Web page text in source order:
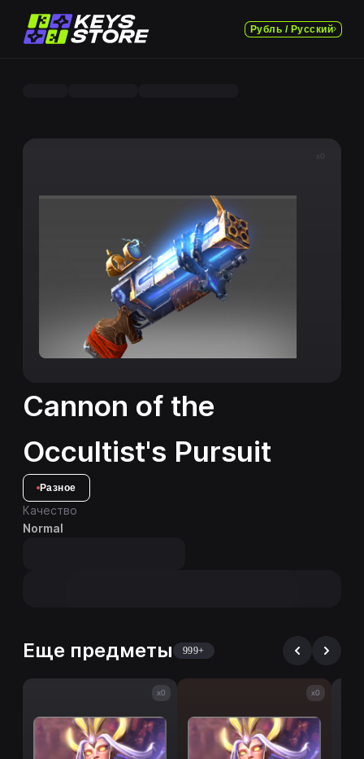
Рубль / Русский
x0
Cannon of the
Occultist's Pursuit
Разное
Качество
Normal
Еще предметы 999+
x0 x0